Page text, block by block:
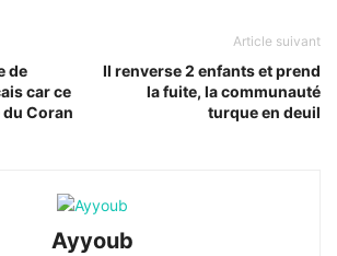
de
car ce
du Coran
Article suivant
Il renverse 2 enfants et prend
la fuite, la communauté
turque en deuil
Ayyoub